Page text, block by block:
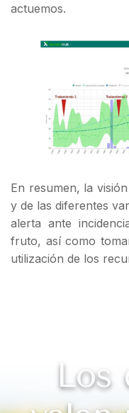
actuemos.
En resumen, la
y de las diferentes
alerta ante
fruto, así como
utilización de los
Los